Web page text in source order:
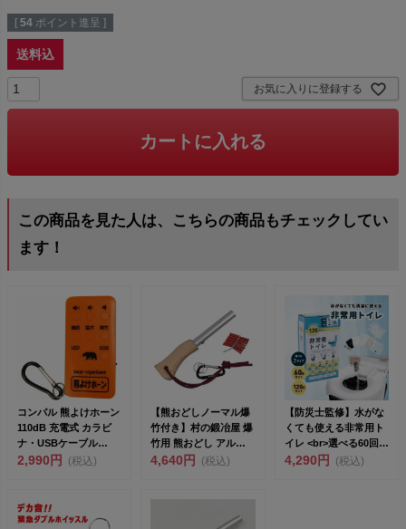
[ 54 ポイント進呈 ]
送料込
お気に入りに登録する
カートに入れる
この商品を見た人は、こちらの商品もチェックしてい
ます！
コンパル 熊よけホーン
110dB 充電式 カラビ
ナ・USBケーブル
(60cm)付き...
2,990円 (税込)
【熊おどしノーマル爆
竹付き】村の鍛冶屋 爆
竹用 熊おどし アルミ
木柄 カラビナ 爆...
4,640円 (税込)
【防災士監修】水がな
くても使える非常用ト
イレ <br>選べる60回
分・1...
4,290円 (税込)